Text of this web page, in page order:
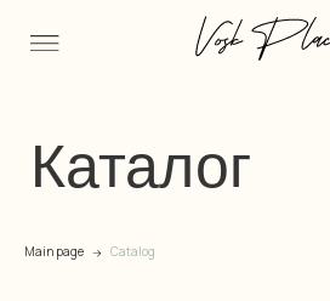
Каталог
Main page Catalog